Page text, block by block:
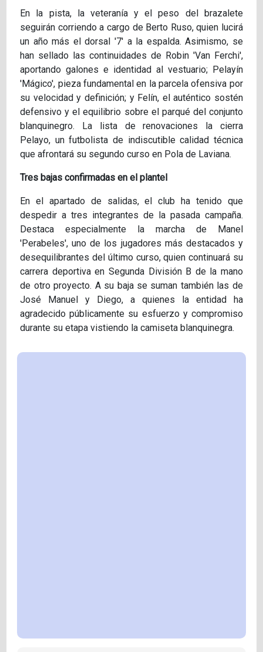
En la pista, la veteranía y el peso del brazalete
seguirán corriendo a cargo de Berto Ruso, quien lucirá
un año más el dorsal '7' a la espalda. Asimismo, se
han sellado las continuidades de Robin 'Van Ferchi',
aportando galones e identidad al vestuario; Pelayín
'Mágico', pieza fundamental en la parcela ofensiva por
su velocidad y definición; y Felín, el auténtico sostén
defensivo y el equilibrio sobre el parqué del conjunto
blanquinegro. La lista de renovaciones la cierra
Pelayo, un futbolista de indiscutible calidad técnica
que afrontará su segundo curso en Pola de Laviana.
Tres bajas confirmadas en el plantel
En el apartado de salidas, el club ha tenido que
despedir a tres integrantes de la pasada campaña.
Destaca especialmente la marcha de Manel
'Perabeles', uno de los jugadores más destacados y
desequilibrantes del último curso, quien continuará su
carrera deportiva en Segunda División B de la mano
de otro proyecto. A su baja se suman también las de
José Manuel y Diego, a quienes la entidad ha
agradecido públicamente su esfuerzo y compromiso
durante su etapa vistiendo la camiseta blanquinegra.